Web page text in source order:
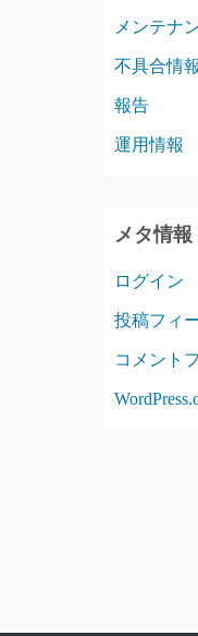
メンテナ
不具合情報
報告
運用情報
メタ情報
ログイン
投稿フィ
コメント